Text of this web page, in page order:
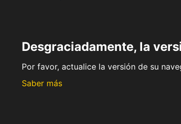
Desgraciadamente, la
Por favor, actualice la versión de su
Saber más